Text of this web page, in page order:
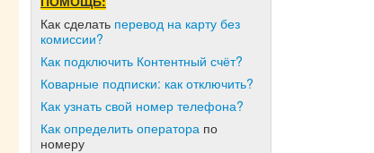
Как сделать перевод на карту без
комиссии?
Как подключить Контентный счёт?
Коварные подписки: как отключить?
Как узнать свой номер телефона?
Как определить оператора по
номеру